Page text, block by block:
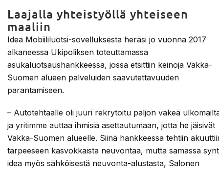
Laajalla yhteistyöllä yhteiseen
maaliin
Idea Mobiililuotsi-sovelluksesta heräsi jo vuonna 2017
alkaneessa Ukipoliksen toteuttamassa
asukaluotsaushankkeessa, jossa etsittiin keinoja Vakka-
Suomen alueen palveluiden saavutettavuuden
parantamiseen.
– Autotehtaalle oli juuri rekrytoitu paljon väkeä
ja yritimme auttaa ihmisiä asettautumaan, jotta he jäisivät
Vakka-Suomen alueelle. Siinä hankkeessa tehtiin
tarpeeseen kasvokkaista neuvontaa, mutta samassa
idea myös sähköisestä neuvonta-alustasta, Salonen